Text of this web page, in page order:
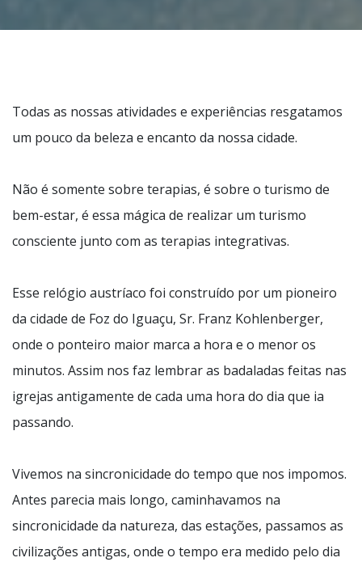
Todas as nossas atividades e experiências resgatamos
um pouco da beleza e encanto da nossa cidade.
Não é somente sobre terapias, é sobre o turismo de
bem-estar, é essa mágica de realizar um turismo
consciente junto com as terapias integrativas.
Esse relógio austríaco foi construído por um pioneiro
da cidade de Foz do Iguaçu, Sr. Franz Kohlenberger,
onde o ponteiro maior marca a hora e o menor os
minutos. Assim nos faz lembrar as badaladas feitas nas
igrejas antigamente de cada uma hora do dia que ia
passando.
Vivemos na sincronicidade do tempo que nos impomos.
Antes parecia mais longo, caminhavamos na
sincronicidade da natureza, das estações, passamos as
civilizações antigas, onde o tempo era medido pelo dia